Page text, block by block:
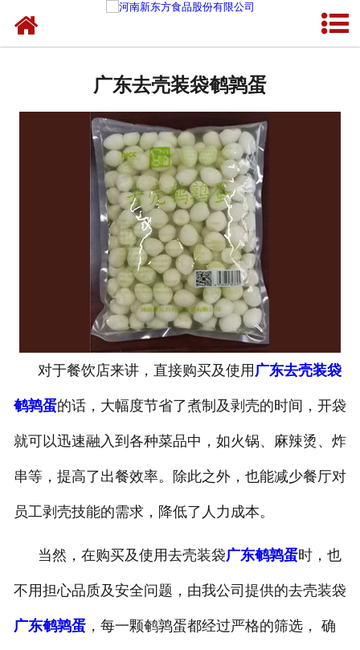
广东熟食品
广东调味品
广东鸡蛋壳粉
广东新东方食品
广东食品代加工
广东精忠报国八大锤典故版
- 广东蜜汁味卤蛋
广东茶香味卤蛋
广东去壳装袋鹌鹑蛋
对于餐饮店来讲，直接购买及使用 广东去壳装袋
鹌鹑蛋的话，大幅度节省了煮制及剥壳的时间，开袋
就可以迅速融入到各种菜品中，如火锅、麻辣烫、炸
串等，提高了出餐效率。除此之外，也能减少餐厅对
员工剥壳技能的需求，降低了人力成本。
当然，在购买及使用去壳装袋广东鹌鹑蛋时，也
不用担心品质及安全问题，由我公司提供的去壳装袋
广东鹌鹑蛋，每一颗鹌鹑蛋都经过严格的筛选， 确